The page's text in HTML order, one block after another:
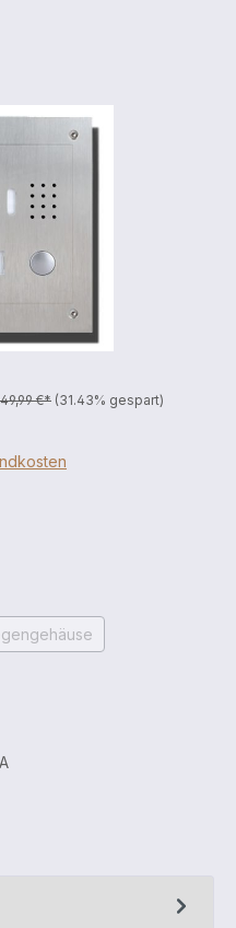
€* (31.43% gespart)